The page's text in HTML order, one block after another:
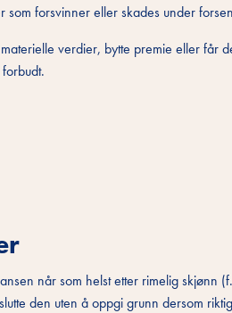
forsvinner eller skades under
verdier, bytte premie eller får
når som helst etter rimelig skjønn
den uten å oppgi grunn dersom